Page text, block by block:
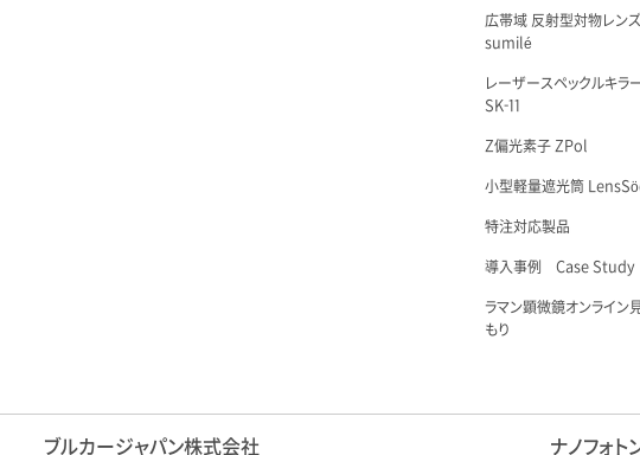
広帯域 反射型対物レンズ
sumilé
レーザースペックルキラ
SK-11
Z偏光素子 ZPol
小型軽量遮光筒
特注対応製品
導入事例 Case Study
ラマン顕微鏡オンライン
もり
ブルカージャパン株式会社 ナノフォト